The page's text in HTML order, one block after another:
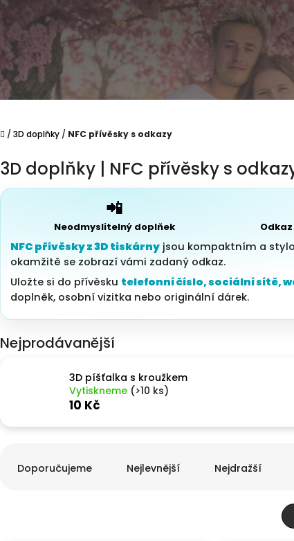
Domů
/ 3D doplňky / NFC přívěsky s odkazy
3D doplňky | NFC přívěsky s
📲
Neodmyslitelný doplňek
NFC přívěsky z 3D tiskárny jsou kompaktním a
okamžitě se zobrazí vámi zadaný odkaz.
Uložte si do přívěsku telefonní číslo, sociální sítě,
doplněk, osobní vizitka nebo originální dárek.
Nejprodávanější
3D píšťalka s kroužkem
Vytiskneme (>10 ks)
10 Kč
Doporučujeme Nejlevnější Nejdražší